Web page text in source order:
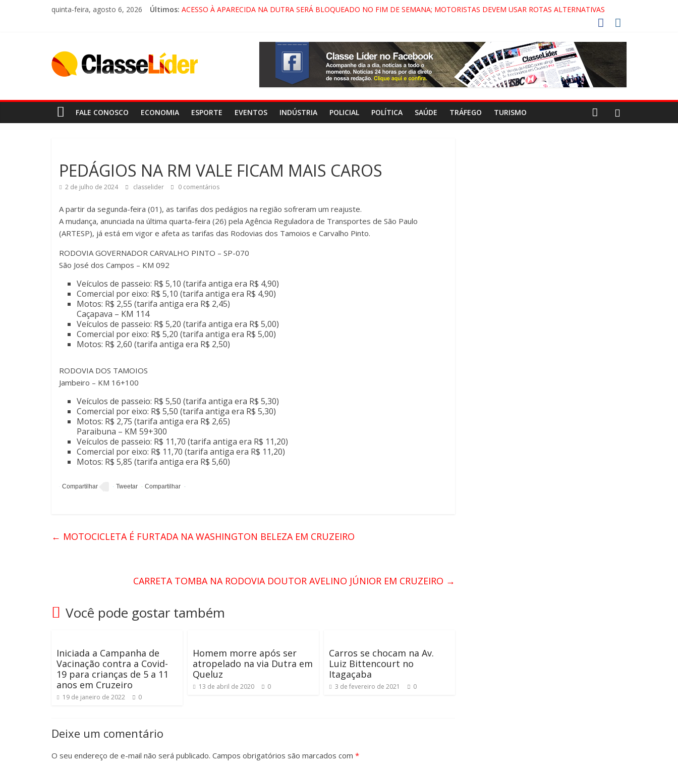
quinta-feira, agosto 6, 2026 Últimos: ACESSO À APARECIDA NA DUTRA SERÁ BLOQUEADO NO FIM DE SEMANA; MOTORISTAS DEVEM USAR ROTAS ALTERNATIVAS
“HÁ PRESENÇA DO COMANDO VERMELHO NO VALE”, AFIRMA PROMOTOR DO GAECO
FALE CONOSCO ECONOMIA ESPORTE EVENTOS INDÚSTRIA POLICIAL POLÍTICA SAÚDE TRÁFEGO TURISMO
PEDÁGIOS NA RM VALE FICAM MAIS CAROS
2 de julho de 2024 classelider 0 comentários
A partir da segunda-feira (01), as tarifas dos pedágios na região sofreram um reajuste.
A mudança, anunciada na última quarta-feira (26) pela Agência Reguladora de Transportes de São Paulo
(ARTESP), já está em vigor e afeta as tarifas das Rodovias dos Tamoios e Carvalho Pinto.
RODOVIA GOVERNADOR CARVALHO PINTO – SP-070
São José dos Campos – KM 092
Veículos de passeio: R$ 5,10 (tarifa antiga era R$ 4,90)
Comercial por eixo: R$ 5,10 (tarifa antiga era R$ 4,90)
Motos: R$ 2,55 (tarifa antiga era R$ 2,45)
Caçapava – KM 114
Veículos de passeio: R$ 5,20 (tarifa antiga era R$ 5,00)
Comercial por eixo: R$ 5,20 (tarifa antiga era R$ 5,00)
Motos: R$ 2,60 (tarifa antiga era R$ 2,50)
RODOVIA DOS TAMOIOS
Jambeiro – KM 16+100
Veículos de passeio: R$ 5,50 (tarifa antiga era R$ 5,30)
Comercial por eixo: R$ 5,50 (tarifa antiga era R$ 5,30)
Motos: R$ 2,75 (tarifa antiga era R$ 2,65)
Paraibuna – KM 59+300
Veículos de passeio: R$ 11,70 (tarifa antiga era R$ 11,20)
Comercial por eixo: R$ 11,70 (tarifa antiga era R$ 11,20)
Motos: R$ 5,85 (tarifa antiga era R$ 5,60)
← MOTOCICLETA É FURTADA NA WASHINGTON BELEZA EM CRUZEIRO
CARRETA TOMBA NA RODOVIA DOUTOR AVELINO JÚNIOR EM CRUZEIRO →
Você pode gostar também
Iniciada a Campanha de
Vacinação contra a Covid-
19 para crianças de 5 a 11
anos em Cruzeiro
19 de janeiro de 2022 0
Homem morre após ser
atropelado na via Dutra em
Queluz
13 de abril de 2020 0
Carros se chocam na Av.
Luiz Bittencourt no
Itagaçaba
3 de fevereiro de 2021 0
Deixe um comentário
O seu endereço de e-mail não será publicado. Campos obrigatórios são marcados com *